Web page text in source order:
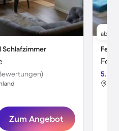
Schlafzimmer
Zum Angebot
ab
5.0